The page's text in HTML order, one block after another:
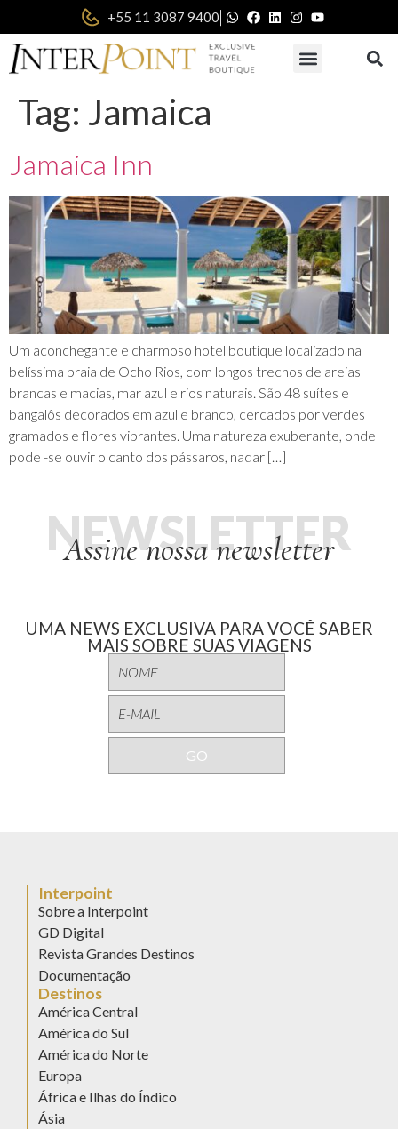
+55 11 3087 9400|
Tag: Jamaica
Jamaica Inn
Um aconchegante e charmoso hotel boutique localizado na
belíssima praia de Ocho Rios, com longos trechos de areias
brancas e macias, mar azul e rios naturais. São 48 suítes e
bangalôs decorados em azul e branco, cercados por verdes
gramados e flores vibrantes. Uma natureza exuberante, onde
pode -se ouvir o canto dos pássaros, nadar […]
Assine nossa newsletter
NEWSLETTER
UMA NEWS EXCLUSIVA PARA VOCÊ SABER
MAIS SOBRE SUAS VIAGENS
Interpoint
Sobre a Interpoint
GD Digital
Revista Grandes Destinos
Documentação
Destinos
América Central
América do Sul
América do Norte
Europa
África e Ilhas do Índico
Ásia